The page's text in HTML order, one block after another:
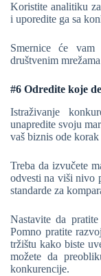
Koristite analitiku
i uporedite ga sa
Smernice će
društvenim
#6 Odredite koje
Istraživanje
unapredite svoju
vaš biznis ode
Treba da izvučete
odvesti na viši nivo
standarde za
Nastavite da
Pomno pratite
tržištu kako biste
možete da
konkurencije.